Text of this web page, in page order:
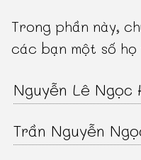
Trong phần này,
các bạn một số họ
Nguyễn Lê Ngọc
Trần Nguyễn